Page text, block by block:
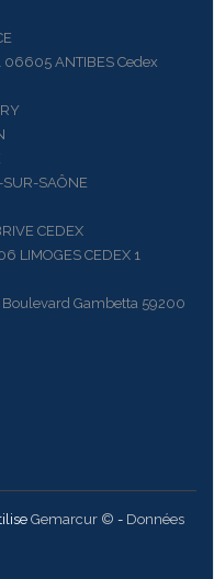
ANTIBES Cedex
SAÔNE
CEDEX
CEDEX 1
Gambetta 59200
Gemarcur © - Données